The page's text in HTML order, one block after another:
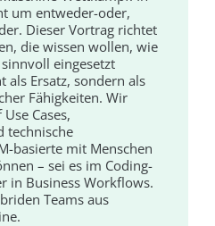
um entweder-oder,
Dieser Vortrag richtet
die wissen wollen, wie
eingesetzt
als Ersatz, sondern als
Fähigkeiten. Wir
Cases,
technische
basierte mit Menschen
– sei es im Coding-
in Business Workflows.
Teams aus